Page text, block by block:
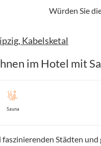
Würden Sie
Kabelsketal
im Hotel mit
Sauna
faszinierenden Städten